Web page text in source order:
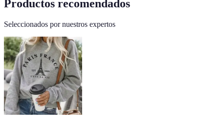
Productos recomendados
Seleccionados por nuestros expertos